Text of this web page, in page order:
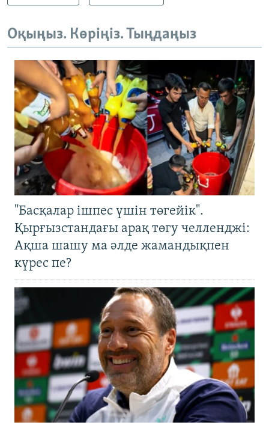
Оқыңыз. Көріңіз. Тыңдаңыз
"Басқалар ішпес үшін төгейік".
Қырғызстандағы арақ төгу челленджі:
Ақша шашу ма әлде жамандықпен
күрес пе?